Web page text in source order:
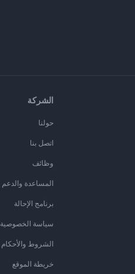
الشركة
حولنا
اتصل بنا
وظائف
المساعدة والدعم
برنامج الإحالة
سياسة الخصوصية
الشروط والأحكام
خريطة الموقع